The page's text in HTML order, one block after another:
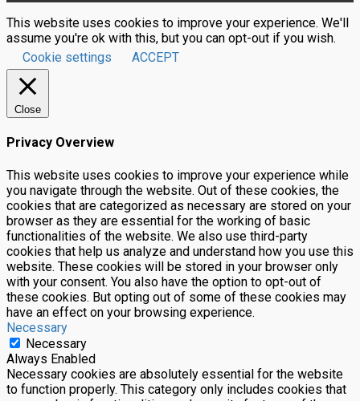
This website uses cookies to improve your experience. We'll
assume you're ok with this, but you can opt-out if you wish.
Cookie settings
ACCEPT
Close
Privacy Overview
This website uses cookies to improve your experience while
you navigate through the website. Out of these cookies, the
cookies that are categorized as necessary are stored on your
browser as they are essential for the working of basic
functionalities of the website. We also use third-party
cookies that help us analyze and understand how you use this
website. These cookies will be stored in your browser only
with your consent. You also have the option to opt-out of
these cookies. But opting out of some of these cookies may
have an effect on your browsing experience.
Necessary
Necessary
Always Enabled
Necessary cookies are absolutely essential for the website
to function properly. This category only includes cookies that